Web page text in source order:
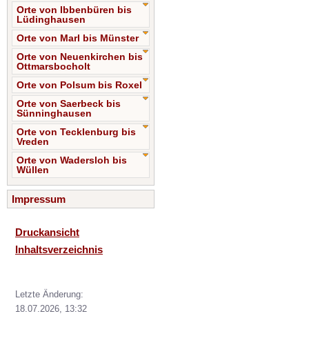
Orte von Ibbenbüren bis
Lüdinghausen
Orte von Marl bis Münster
Orte von Neuenkirchen bis
Ottmarsbocholt
Orte von Polsum bis Roxel
Orte von Saerbeck bis
Sünninghausen
Orte von Tecklenburg bis
Vreden
Orte von Wadersloh bis
Wüllen
Impressum
Druckansicht
Inhaltsverzeichnis
Letzte Änderung:
18.07.2026, 13:32